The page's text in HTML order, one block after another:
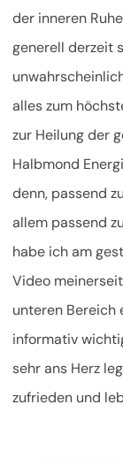
der inneren
generell derzeit
alles zum
zur Heilung der
Halbmond
denn, passend
allem passend
habe ich am
Video
unteren Bereich
informativ
sehr ans Herz
zufrieden und